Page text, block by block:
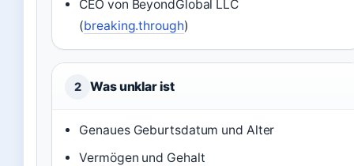
CEO von BeyondGlobal LLC
(breaking.through)
2 Was unklar ist
Genaues Geburtsdatum und Alter
Vermögen und Gehalt